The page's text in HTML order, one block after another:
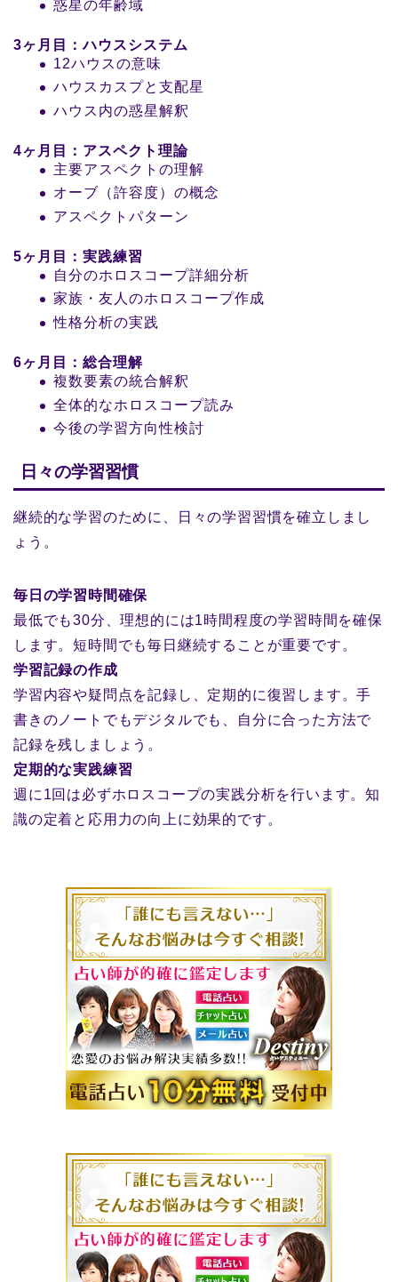
惑星の年齢域
3ヶ月目：ハウスシステム
12ハウスの意味
ハウスカスプと支配星
ハウス内の惑星解釈
4ヶ月目：アスペクト理論
主要アスペクトの理解
オーブ（許容度）の概念
アスペクトパターン
5ヶ月目：実践練習
自分のホロスコープ詳細分析
家族・友人のホロスコープ作成
性格分析の実践
6ヶ月目：総合理解
複数要素の統合解釈
全体的なホロスコープ読み
今後の学習方向性検討
日々の学習習慣
継続的な学習のために、日々の学習習慣を確立しまし
ょう。
毎日の学習時間確保
最低でも30分、理想的には1時間程度の学習時間を確保
します。短時間でも毎日継続することが重要です。
学習記録の作成
学習内容や疑問点を記録し、定期的に復習します。手
書きのノートでもデジタルでも、自分に合った方法で
記録を残しましょう。
定期的な実践練習
週に1回は必ずホロスコープの実践分析を行います。知
識の定着と応用力の向上に効果的です。